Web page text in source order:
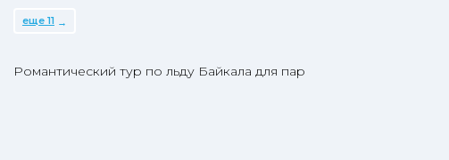
еще 11
Романтический тур по льду Байкала для пар